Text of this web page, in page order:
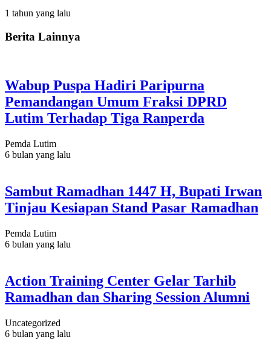
1 tahun yang lalu
Berita Lainnya
Wabup Puspa Hadiri Paripurna
Pemandangan Umum Fraksi DPRD
Lutim Terhadap Tiga Ranperda
Pemda Lutim
6 bulan yang lalu
Sambut Ramadhan 1447 H, Bupati Irwan
Tinjau Kesiapan Stand Pasar Ramadhan
Pemda Lutim
6 bulan yang lalu
Action Training Center Gelar Tarhib
Ramadhan dan Sharing Session Alumni
Uncategorized
6 bulan yang lalu